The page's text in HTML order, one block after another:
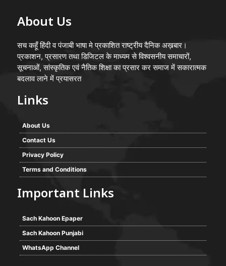
About Us
सच कहूँ हिंदी व पंजाबी भाषा मे प्रकाशित राष्ट्रीय दैनिक अख़बार।
प्रकाशन, प्रसारण तथा डिजिटल के माध्यम से विश्वसनीय समाचारों,
सूचनाओं, सांस्कृतिक एवं नैतिक शिक्षा का प्रसार कर समाज में सकारात्मक
बदलाव लाने में प्रयासरत
Links
About Us
Contact Us
Privacy Policy
Terms and Conditions
Important Links
Sach Kahoon Epaper
Sach Kahoon Punjabi
WhatsApp Channel